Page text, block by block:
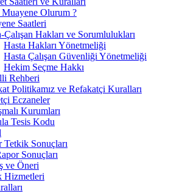
Muayene Olurum ?
Saatleri
Çalışan Hakları ve Sorumlulukları
Hasta Hakları Yönetmeliği
Hasta Çalışan Güvenliği Yönetmeliği
Hekim Seçme Hakkı
Rehberi
Politikamız ve Refakatçi Kuralları
Eczaneler
Kurumları
Tesis Kodu
Tetkik Sonuçları
Sonuçları
ve Öneri
Hizmetleri